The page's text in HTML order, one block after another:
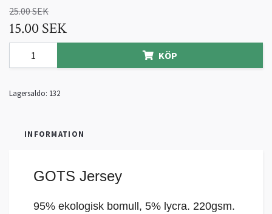
25.00 SEK
15.00 SEK
KÖP
Lagersaldo: 132
INFORMATION
GOTS Jersey
95% ekologisk bomull, 5% lycra. 220gsm.